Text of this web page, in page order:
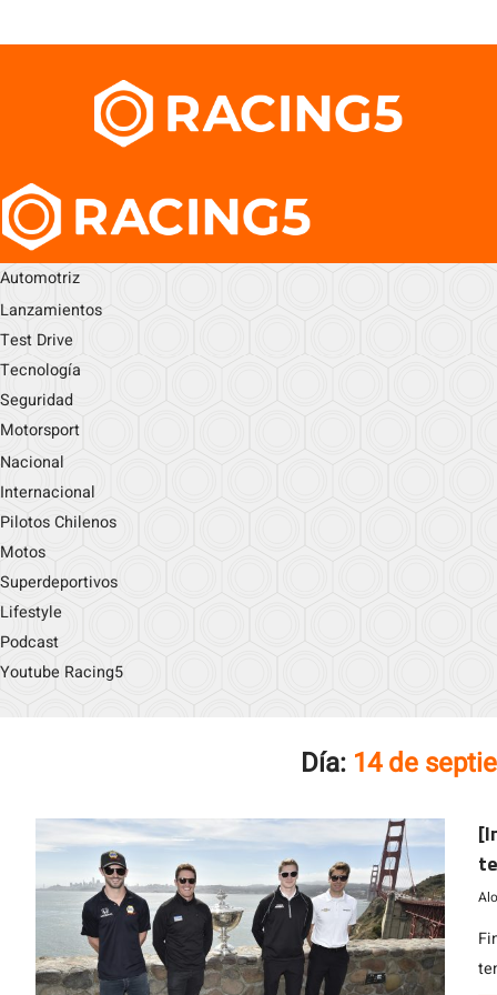
Automotriz
Lanzamientos
Test Drive
Tecnología
Seguridad
Motorsport
Nacional
Internacional
Pilotos Chilenos
Motos
Superdeportivos
Lifestyle
Podcast
Youtube Racing5
Día: 14 de